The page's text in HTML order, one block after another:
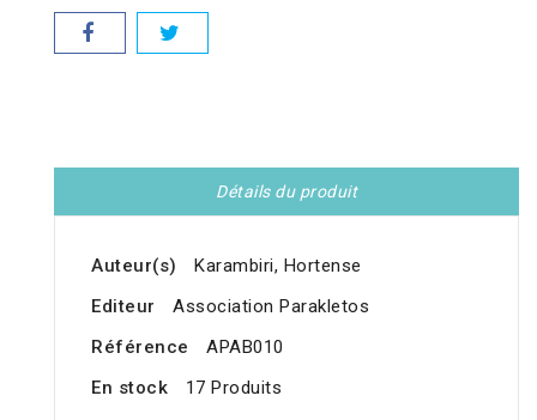
Détails du produit
Auteur(s)
Karambiri, Hortense
Editeur
Association Parakletos
Référence
APAB010
En stock
17 Produits